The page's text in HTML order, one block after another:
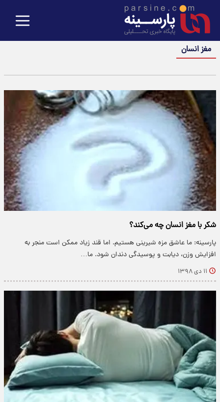
مغز انسان
شکر با مغز انسان چه می‌کند؟
پارسینه: ما عاشق مزه شیرینی هستیم. اما قند زیاد ممکن است منجر به
افزایش وزن، دیابت و پوسیدگی دندان شود. ما…
۱۱ دی ۱۳۹۸